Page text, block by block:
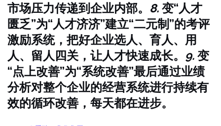
市场压力传递到企业内部。 8. 变“人才
匮乏”为“人才济济”建立“二元制”的考评
激励系统，把好企业选人、育人、用
人、留人四关，让人才快速成长。 9. 变
“点上改善”为“系统改善”最后通过业绩
分析对整个企业的经营系统进行持续有
效的循环改善，每天都在进步。